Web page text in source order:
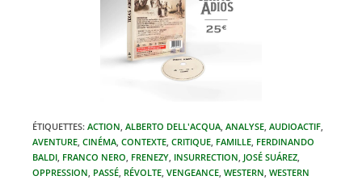
ÉTIQUETTES: ACTION, ALBERTO DELL'ACQUA, ANALYSE, AUDIOACTIF,
AVENTURE, CINÉMA, CONTEXTE, CRITIQUE, FAMILLE, FERDINANDO
BALDI, FRANCO NERO, FRENEZY, INSURRECTION, JOSÉ SUÁREZ,
OPPRESSION, PASSÉ, RÉVOLTE, VENGEANCE, WESTERN, WESTERN